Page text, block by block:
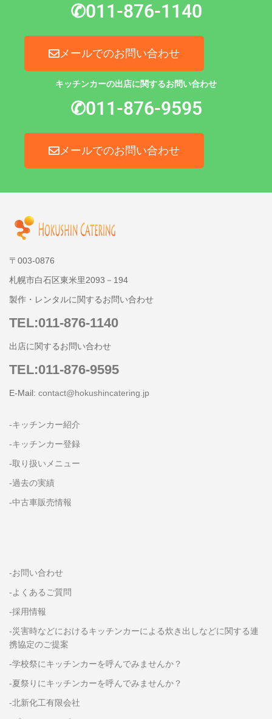
✆011-876-1140
メールでのお問い合わせ
キッチンカーの出店に関するお問い合わせ
✆011-876-9595
メールでのお問い合わせ
〒003-0876
札幌市白石区東米里2093－194
製作・レンタルに関するお問い合わせ
TEL:011-876-1140
出店に関するお問い合わせ
TEL:011-876-9595
E-Mail: contact@hokushincatering.jp
-キッチンカー紹介
-キッチンカー登録
-取り扱いメニュー
-過去の実績
-中古車販売情報
-お問い合わせ
-よくあるご質問
-採用情報
-災害時などにおけるキッチンカーによる炊き出しなどに関する連
携協定のご提案
-学校祭にキッチンカーを呼んでみませんか？
-夏祭りにキッチンカーを呼んでみませんか？
-北新化工有限会社